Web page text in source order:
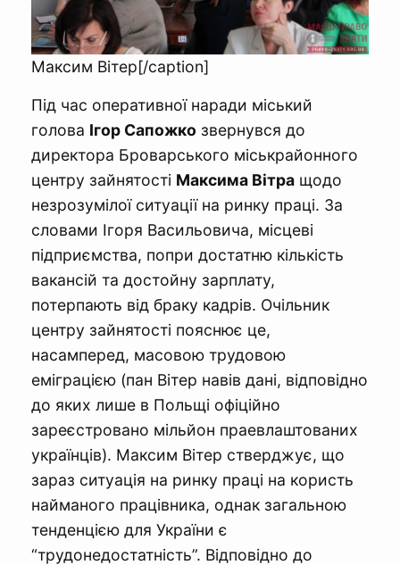
Максим Вітер[/caption]
Під час оперативної наради міський
голова Ігор Сапожко звернувся до
директора Броварського міськрайонного
центру зайнятості Максима Вітра щодо
незрозумілої ситуації на ринку праці. За
словами Ігоря Васильовича, місцеві
підприємства, попри достатню кількість
вакансій та достойну зарплату,
потерпають від браку кадрів. Очільник
центру зайнятості пояснює це,
насамперед, масовою трудовою
еміграцією (пан Вітер навів дані, відповідно
до яких лише в Польщі офіційно
зареєстровано мільйон праевлаштованих
українців). Максим Вітер стверджує, що
зараз ситуація на ринку праці на користь
найманого працівника, однак загальною
тенденцією для України є
“трудонедостатність”. Відповідно до